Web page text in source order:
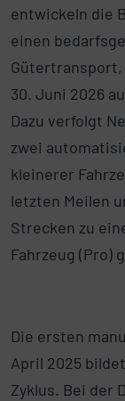
entwickeln die
einen
30. Juni 2026
Dazu verfolgt
zwei
kleinerer
letzten Meilen
Strecken zu
Fahrzeug (Pro)
Die ersten
April 2025
Zyklus. Bei der